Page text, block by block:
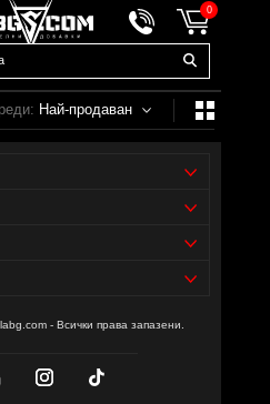
0
Най-продаван
- Всички права запазени.